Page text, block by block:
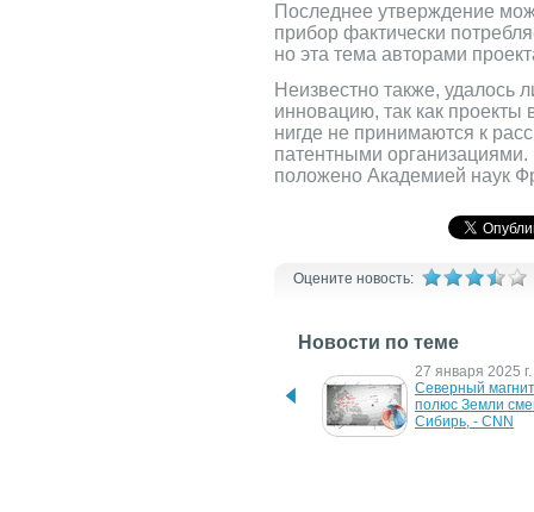
Последнее утверждение
прибор фактически
но эта тема авторами
Неизвестно также, удалось
инновацию, так как проекты
нигде не принимаются к
патентными
положено Академией наук
Оцените новость:
Новости по теме
Экосистеме сгоревшего
27 января 2025 г.
Северный
полюс Земли
Сибирь, - CNN